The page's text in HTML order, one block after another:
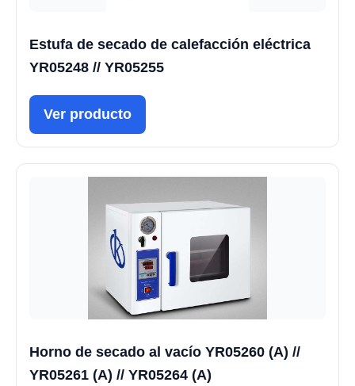
Estufa de secado de calefacción eléctrica
YR05248 // YR05255
Ver producto
Horno de secado al vacío YR05260 (A) //
YR05261 (A) // YR05264 (A)